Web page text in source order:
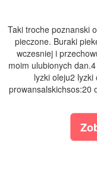
Taki troche poznanski
pieczone. Buraki
wczesniej i
moim ulubionych
lyzki oleju2
prowansalskichsos:20